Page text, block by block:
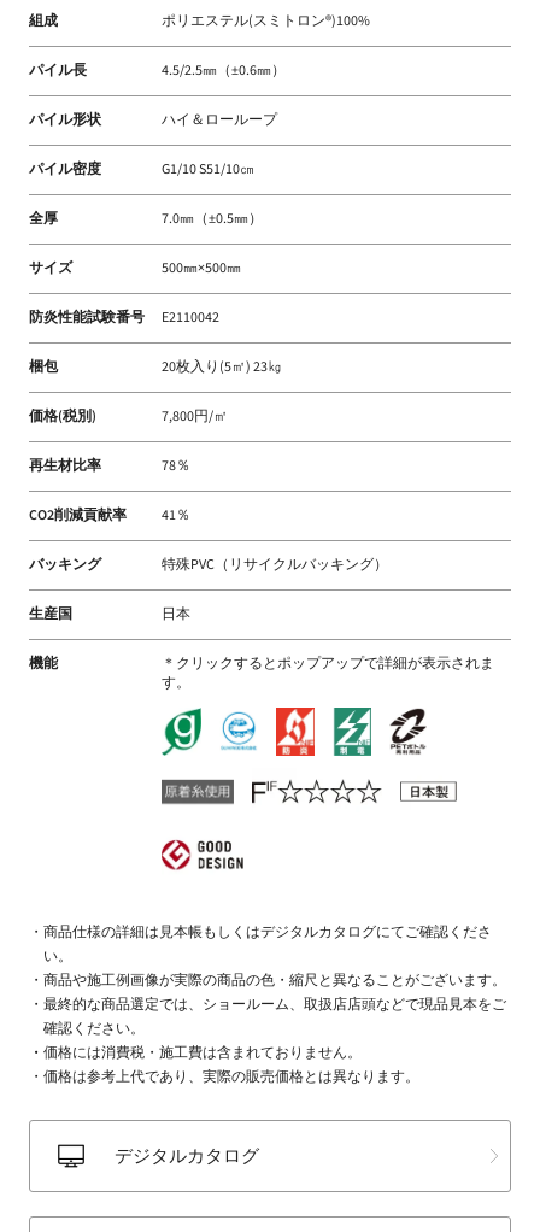
メ
ー
カ
ー
組成 ポリエステル(スミトロン®)100%
パイル長 4.5/2.5㎜（±0.6㎜）
パイル形状 ハイ＆ローループ
パイル密度 G1/10 S51/10㎝
全厚 7.0㎜（±0.5㎜）
サイズ 500㎜×500㎜
防炎性能試験番号 E2110042
梱包 20枚入り(5㎡) 23㎏
価格(税別) 7,800円/㎡
再生材比率 78％
CO2削減貢献率 41％
バッキング 特殊PVC（リサイクルバッキング）
生産国 日本
機能
＊クリックするとポップアップで詳細が表示されま
す。
商品仕様の詳細は見本帳もしくはデジタルカタログにてご確認くださ
い。
商品や施工例画像が実際の商品の色・縮尺と異なることがございます。
最終的な商品選定では、ショールーム、取扱店店頭などで現品見本をご
確認ください。
価格には消費税・施工費は含まれておりません。
価格は参考上代であり、実際の販売価格とは異なります。
デジタルカタログ